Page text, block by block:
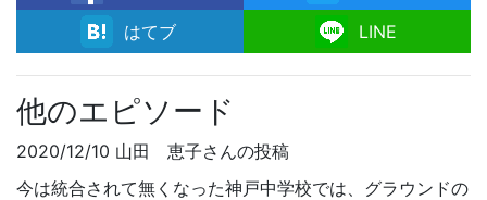
facebook
はてブ
LINE
他のエピソード
2020/12/10 山田 恵子さんの投稿
今は統合されて無くなった神戸中学校では、グラウンドの